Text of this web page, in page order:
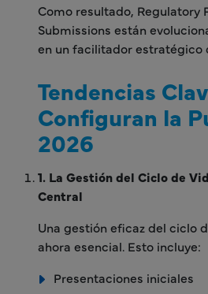
Como resultado, Regulatory
Submissions están
en un facilitador estratégico
Tendencias
Configuran la
2026
1. La Gestión del Ciclo de
Central
Una gestión eficaz del ciclo
ahora esencial. Esto incluye:
Presentaciones iniciales